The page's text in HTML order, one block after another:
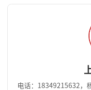
电话：18349215632，